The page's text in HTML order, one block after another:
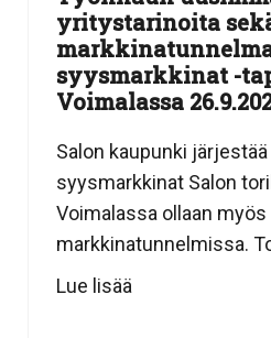
yritystarinoita
syysmarkkinat -
Voimalassa
Salon kaupunki
syysmarkkinat Salon
Voimalassa ollaan myös
markkinatunnelmissa.
Lue lisää